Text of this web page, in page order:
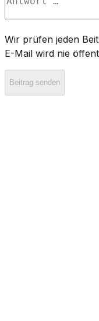
Wir prüfen jeden
E-Mail wird nie
Beitrag senden